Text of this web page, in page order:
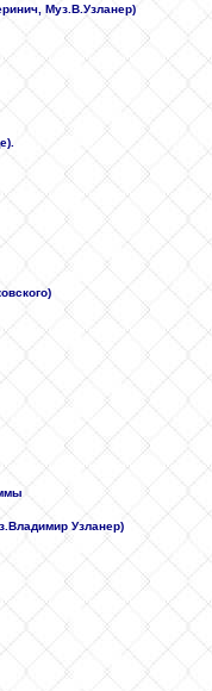
Муз.В.Узланер)
Узланер)